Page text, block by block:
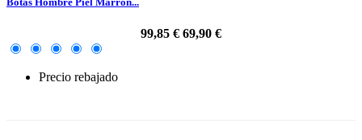
99,85 € 69,90 €
Precio rebajado